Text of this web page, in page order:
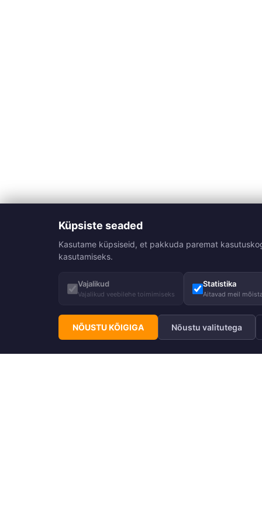
Küpsiste seaded
Kasutame küpsiseid, et pakkuda paremat
kasutamiseks.
Vajalikud
Vajalikud veebilehe toimimiseks
Statistika
Aitavad meil
NÕUSTU KÕIGIGA Nõustu valitutega